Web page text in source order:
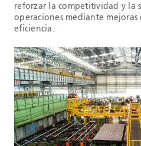
reforzar la competitividad y la
operaciones mediante
eficiencia.